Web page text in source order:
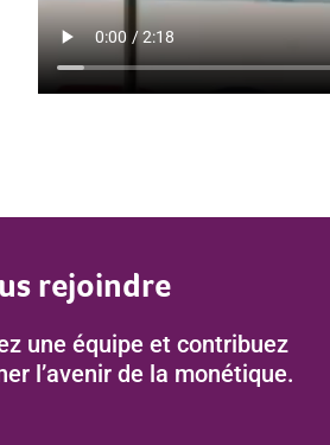
rejoindre
une équipe et contribuez
l’avenir de la monétique.